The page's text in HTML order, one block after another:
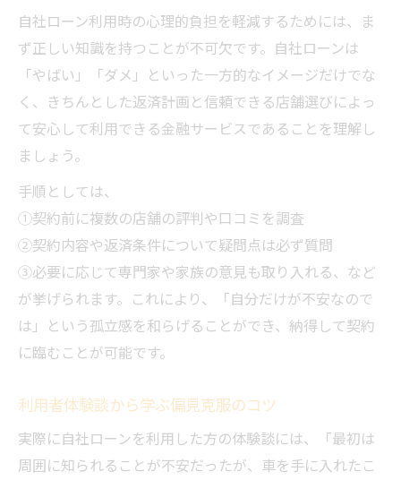
自社ローン利用時の心理的負担を軽減するためには、ま
ず正しい知識を持つことが不可欠です。自社ローンは
「やばい」「ダメ」といった一方的なイメージだけでな
く、きちんとした返済計画と信頼できる店舗選びによっ
て安心して利用できる金融サービスであることを理解し
ましょう。
手順としては、
①契約前に複数の店舗の評判や口コミを調査
②契約内容や返済条件について疑問点は必ず質問
③必要に応じて専門家や家族の意見も取り入れる、など
が挙げられます。これにより、「自分だけが不安なので
は」という孤立感を和らげることができ、納得して契約
に臨むことが可能です。
利用者体験談から学ぶ偏見克服のコツ
実際に自社ローンを利用した方の体験談には、「最初は
周囲に知られることが不安だったが、車を手に入れたこ